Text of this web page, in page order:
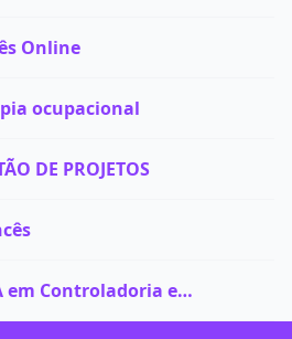
Online
ocupacional
DE PROJETOS
em Controladoria e